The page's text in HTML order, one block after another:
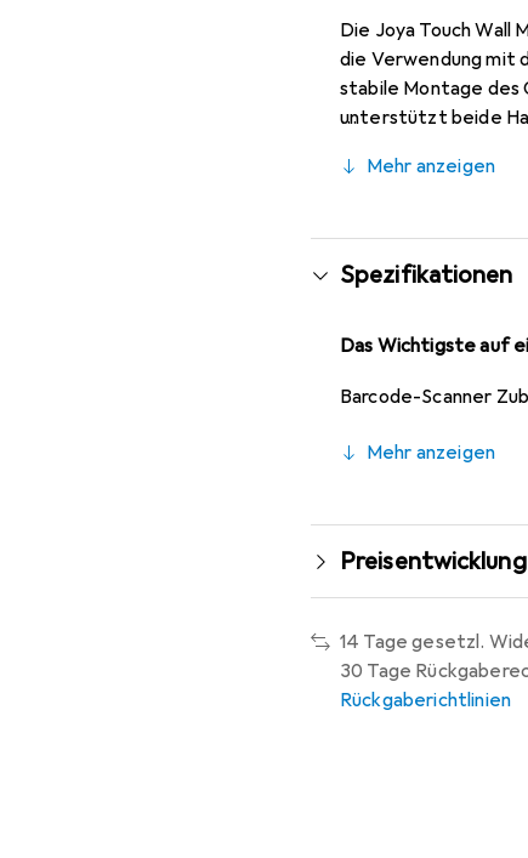
Die Joya Touch
die Verwendung mit
stabile Montage des
unterstützt beide
häufig verwendet
Systeme
Mehr anzeigen
Spezifikationen
Das Wichtigste auf
Barcode-Scanner
Mehr anzeigen
Preisentwicklung
14 Tage gesetzl.
30 Tage
Rückgaberichtlinien